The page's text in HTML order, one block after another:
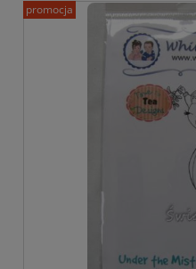
promocja